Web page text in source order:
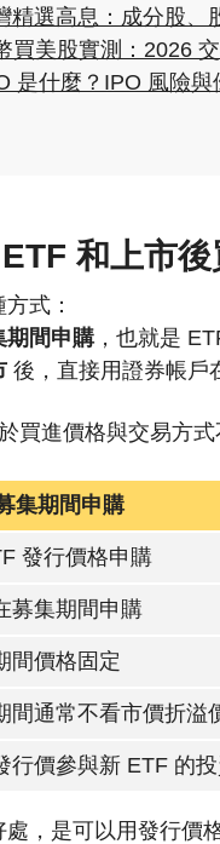
精選高息：成分股、
買美股實測：2026
是什麼？IPO 風險
和上市後
式：
期間申購，也就是
後，直接用證券帳戶
買進價格與交易方式
集期間申購
發行價格申購
募集期間申購
間價格固定
間通常不看市價折溢
行價參與新 ETF 的投
，是可以用發行價